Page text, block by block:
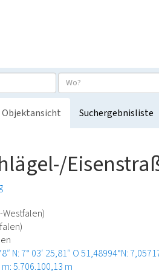
Objektansicht Suchergebnisliste
Westfalen)
N: 7° 03′ 25,81″ O51,48994°N:
5.706.100,13 m